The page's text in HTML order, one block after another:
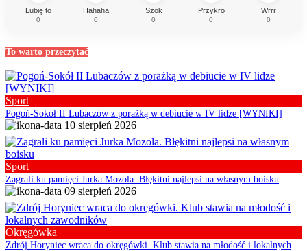
Lubię to
0
Hahaha
0
Szok
0
Przykro
0
Wrrr
0
To warto przeczytać
Sport
Pogoń-Sokół II Lubaczów z porażką w debiucie w IV lidze [WYNIKI]
10 sierpień 2026
Sport
Zagrali ku pamięci Jurka Mozola. Błękitni najlepsi na własnym boisku
09 sierpień 2026
Okręgówka
Zdrój Horyniec wraca do okręgówki. Klub stawia na młodość i lokalnych